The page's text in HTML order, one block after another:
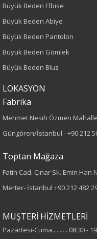
Kalıp
Büyük Beden
Kumaş Tipi
Örme
Desen
Düz
%95 Pamuk
Büyük Beden Elbise
Büyük Beden Abiye
Büyük Beden Pantolon
Büyük Beden Gömlek
Büyük Beden Bluz
LOKASYON
Fabrika
Mehmet Nesih Özmen
Güngören/İstanbul -+90 212
Toptan Mağaza
Fatih Cad. Çınar Sk. Emin Han
Merter- İstanbul +90 212 482
MÜŞTERİ HİZMETLERİ
Pazartesi-Cuma.......... 08:30 -